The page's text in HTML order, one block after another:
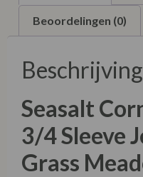
Beoordelingen (0)
Beschrijving
Seasalt
3/4 Sleeve
Grass